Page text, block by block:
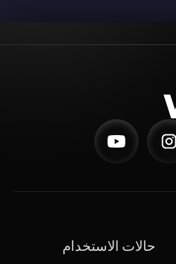
حالات الاستخدام